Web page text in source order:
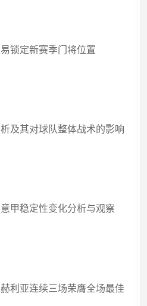
锁定新赛季门将位置
及其对球队整体战术的影响
甲稳定性变化分析与观察
利亚连续三场荣膺全场最佳